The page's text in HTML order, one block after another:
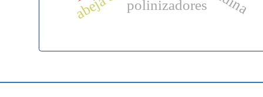
polinizadores